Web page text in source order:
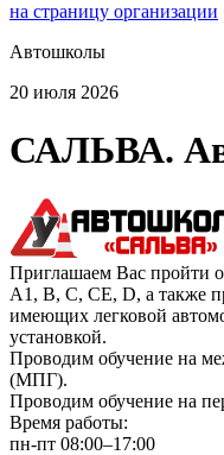
на страницу организации
Автошколы
20 июля 2026
САЛЬВА.
Приглашаем Вас пройти
A1, В, С, СЕ, D, а также
имеющих легковой
установкой.
Проводим обучение на
(МПГ).
Проводим обучение на
Время работы:
пн-пт 08:00–17:00